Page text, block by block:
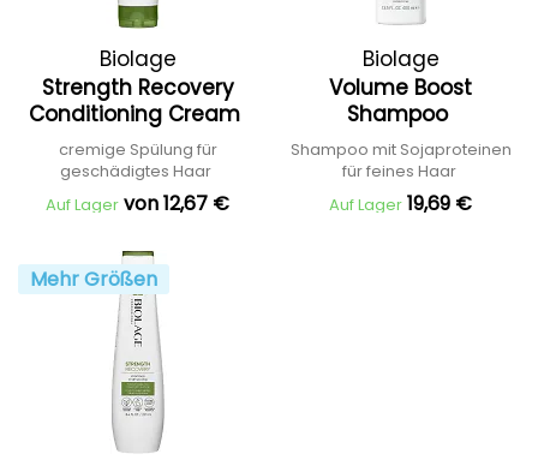
Biolage
Strength Recovery
Conditioning Cream
cremige Spülung für
geschädigtes Haar
Auf Lager von 12,67 €
Biolage
Volume Boost
Shampoo
Shampoo mit Sojaproteinen
für feines Haar
Auf Lager 19,69 €
Mehr Größen